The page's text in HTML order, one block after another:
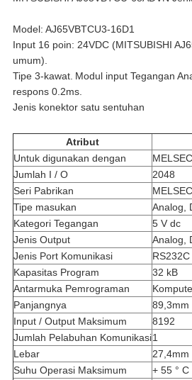
Model: AJ65VBTCU3-16D1
Input 16 poin: 24VDC (MITSUBISHI
umum).
Tipe 3-kawat. Modul input Tegangan
respons 0.2ms.
Jenis konektor satu sentuhan
Atribut
Untuk digunakan dengan
Jumlah I / O
2048
Seri Pabrikan
Tipe masukan
Analog,
Kategori Tegangan
5 V dc
Jenis Output
Analog,
Jenis Port Komunikasi
RS232C
Kapasitas Program
32 kB
Antarmuka Pemrograman
Panjangnya
89,3mm
Input / Output Maksimum
8192
Jumlah Pelabuhan Komunikasi1
Lebar
27,4mm
Suhu Operasi Maksimum
+ 55 ° C